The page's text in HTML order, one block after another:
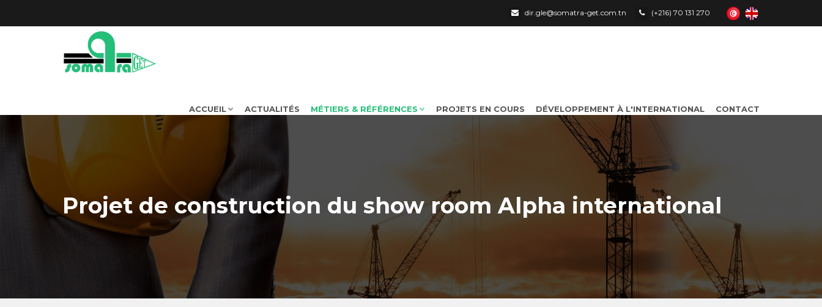
dir.gle@somatra-get.com.tn (+216) 70 131 270
ACCUEIL ACTUALITÉS MÉTIERS & RÉFÉRENCES PROJETS EN COURS DÉVELOPPEMENT À L'INTERNATIONAL CONTACT
Projet de construction du show room Alpha international